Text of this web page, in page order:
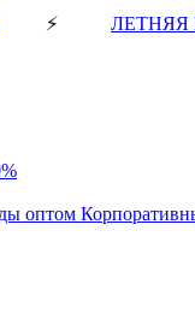
⚡ ЛЕТНЯЯ
оптом